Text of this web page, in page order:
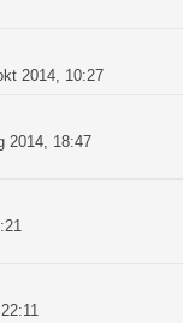
2014, 10:27
2014, 18:47